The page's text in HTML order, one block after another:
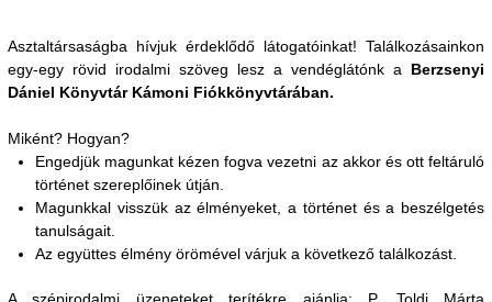
Asztaltársaságba hívjuk érdeklődő látogatóinkat! Találkozásainkon
egy-egy rövid irodalmi szöveg lesz a vendéglátónk a Berzsenyi
Dániel Könyvtár Kámoni Fiókkönyvtárában.
Miként? Hogyan?
Engedjük magunkat kézen fogva vezetni az akkor és ott feltáruló
történet szereplőinek útján.
Magunkkal visszük az élményeket, a történet és a beszélgetés
tanulságait.
Az együttes élmény örömével várjuk a következő találkozást.